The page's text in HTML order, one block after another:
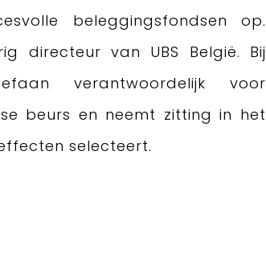
beleggingsfondsen op.
directeur van UBS België. Bij
verantwoordelijk voor
beurs en neemt zitting in het
selecteert.